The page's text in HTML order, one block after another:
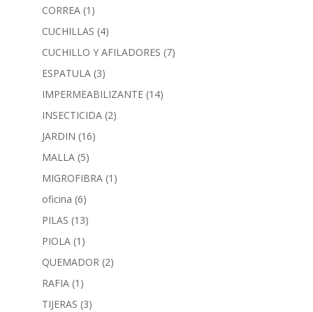
CORREA (1)
CUCHILLAS (4)
CUCHILLO Y AFILADORES (7)
ESPATULA (3)
IMPERMEABILIZANTE (14)
INSECTICIDA (2)
JARDIN (16)
MALLA (5)
MIGROFIBRA (1)
oficina (6)
PILAS (13)
PIOLA (1)
QUEMADOR (2)
RAFIA (1)
TIJERAS (3)